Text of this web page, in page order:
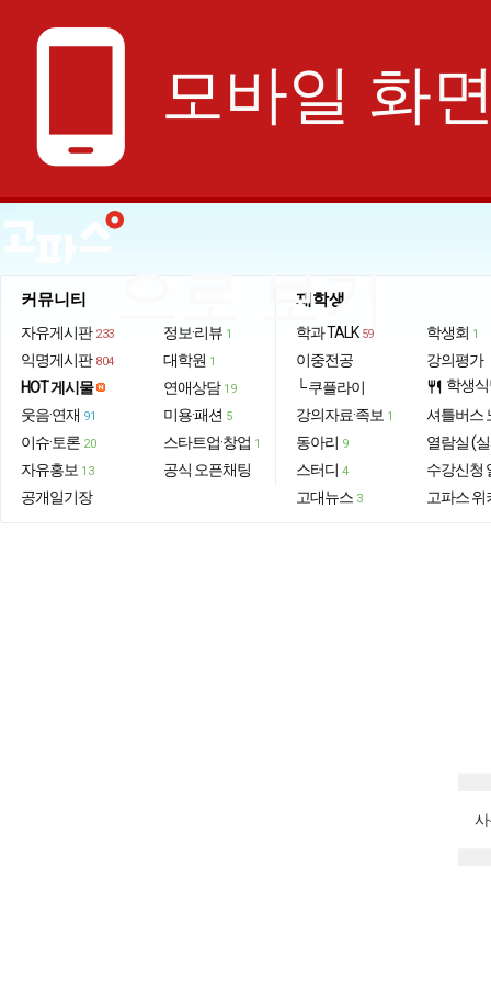
phone_android 모바일 화
으로 보기
커뮤니티
자유게시판 233
익명게시판 804
HOT 게시물
웃음·연재 91
이슈·토론 20
자유홍보 13
공개일기장
정보·리뷰 1
대학원 1
연애상담 19
미용·패션 5
스타트업·창업 1
공식 오픈채팅
재학생
학과 TALK 59
이중전공
└ 쿠플라이
강의자료·족보 1
동아리 9
스터디 4
고대뉴스 3
학생회 1
강의평가
restaurant 학생
셔틀버스
열람실 (
수강신청
고파스 위